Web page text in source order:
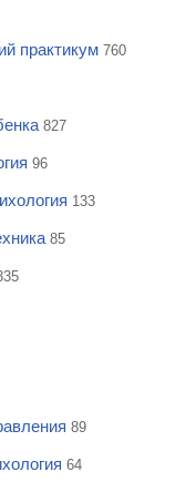
практикум 760
827
96
133
85
89
64